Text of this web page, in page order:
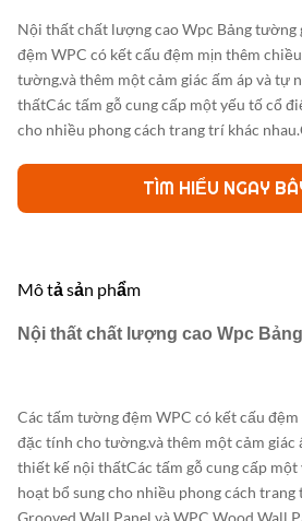
Nội thất chất lượng cao Wpc Bảng tường
đệm WPC có kết cấu đệm mịn thêm
tường.và thêm một cảm giác ấm áp và tự
thấtCác tấm gỗ cung cấp một yếu tố cổ
cho nhiều phong cách trang trí khác
TÌM HIỂU NGAY
Mô tả sản phẩm
Nội thất chất lượng cao Wpc
Các tấm tường đệm WPC có kết cấu
đặc tính cho tường.và thêm một cảm giác
thiết kế nội thấtCác tấm gỗ cung cấp một
hoạt bổ sung cho nhiều phong cách trang
Grooved Wall Panel và WPC Wood Wall